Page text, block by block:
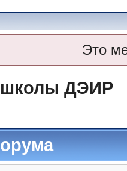
Это
школы ДЭИР